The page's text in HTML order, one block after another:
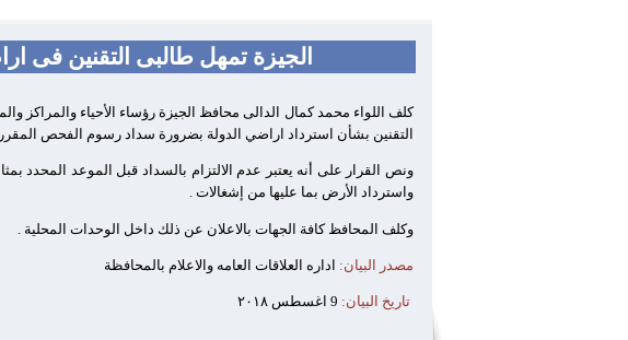
الجيزة تمهل طالبى التقنين فى اراضي
كلف اللواء محمد كمال الدالى محافظ الجيزة رؤساء الأحياء والمراكز
التقنين بشأن استرداد اراضي الدولة بضرورة سداد رسوم الفحص المقررة لاحكام القانون 144 لسنه 2017 ولائحته التنفيذية
ونص القرار على أنه يعتبر عدم الالتزام بالسداد قبل الموعد المحدد
واسترداد الأرض بما عليها من إشغالات .
وكلف المحافظ كافة الجهات بالاعلان عن ذلك داخل الوحدات المحلية .
مصدر البيان: اداره العلاقات العامه والاعلام بالمحافظة
تاريخ البيان: